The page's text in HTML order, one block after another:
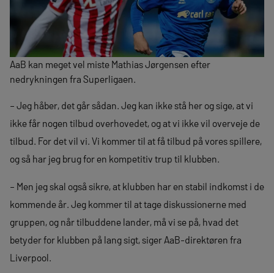
AaB kan meget vel miste Mathias Jørgensen efter
nedrykningen fra Superligaen.
– Jeg håber, det går sådan. Jeg kan ikke stå her og sige, at vi
ikke får nogen tilbud overhovedet, og at vi ikke vil overveje de
tilbud. For det vil vi. Vi kommer til at få tilbud på vores spillere,
og så har jeg brug for en kompetitiv trup til klubben.
– Men jeg skal også sikre, at klubben har en stabil indkomst i de
kommende år. Jeg kommer til at tage diskussionerne med
gruppen, og når tilbuddene lander, må vi se på, hvad det
betyder for klubben på lang sigt, siger AaB-direktøren fra
Liverpool.